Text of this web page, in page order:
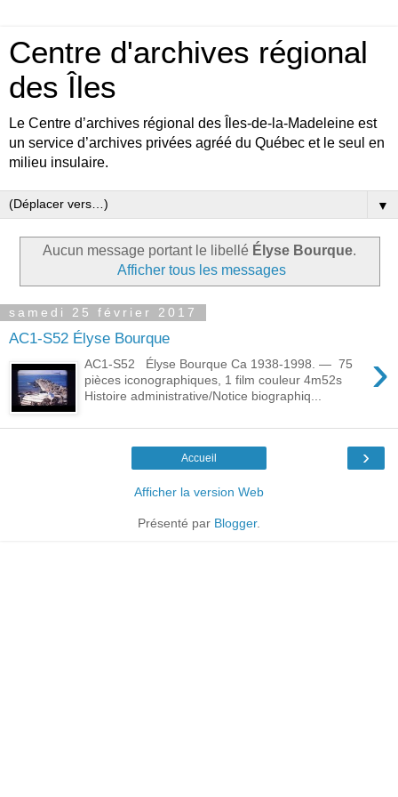
Centre d'archives régional
des Îles
Le Centre d’archives régional des Îles-de-la-Madeleine est
un service d’archives privées agréé du Québec et le seul en
milieu insulaire.
▼
Aucun message portant le libellé Élyse Bourque.
Afficher tous les messages
samedi 25 février 2017
AC1-S52 Élyse Bourque
›
AC1-S52 Élyse Bourque Ca 1938-1998. — 75
pièces iconographiques, 1 film couleur 4m52s
Histoire administrative/Notice biographiq...
›
Accueil
Afficher la version Web
Présenté par Blogger.